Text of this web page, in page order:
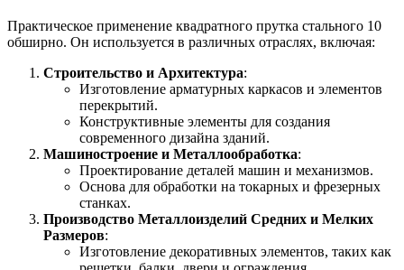
Практическое применение квадратного прутка стального 10
обширно. Он используется в различных отраслях, включая:
Строительство и Архитектура:
Изготовление арматурных каркасов и элементов
перекрытий.
Конструктивные элементы для создания
современного дизайна зданий.
Машиностроение и Металлообработка:
Проектирование деталей машин и механизмов.
Основа для обработки на токарных и фрезерных
станках.
Производство Металлоизделий Средних и Мелких
Размеров:
Изготовление декоративных элементов, таких как